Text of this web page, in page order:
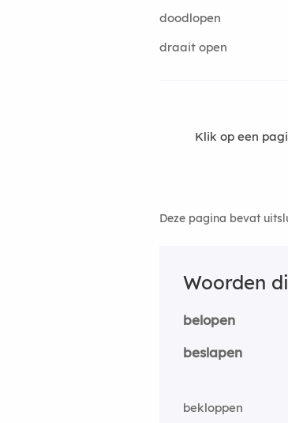
doodlopen
draait open
Klik op een
Deze pagina bevat
Woorden
belopen
beslapen
bekloppen